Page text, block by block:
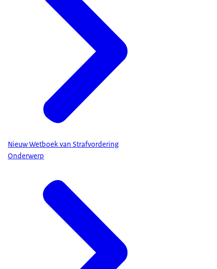
Nieuw Wetboek van Strafvordering
Onderwerp